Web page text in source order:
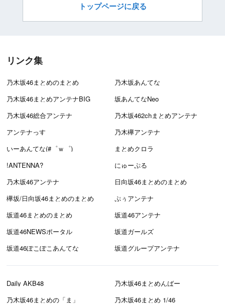
トップページに戻る
リンク集
乃木坂46まとめのまとめ
乃木坂あんてな
乃木坂46まとめアンテナBIG
坂あんてなNeo
乃木坂46総合アンテナ
乃木坂462chまとめアンテナ
アンテナっす
乃木欅アンテナ
いーあんてな(#゜ｗ゜)
まとめクロラ
!ANTENNA?
にゅーぷる
乃木坂46アンテナ
日向坂46まとめのまとめ
欅坂/日向坂46まとめのまとめ
ぷぅアンテナ
坂道46まとめのまとめ
坂道46アンテナ
坂道46NEWSポータル
坂道ガールズ
坂道46ぽこぽこあんてな
坂道グループアンテナ
Daily AKB48
乃木坂46まとめんばー
乃木坂46まとめの「ま」
乃木坂46まとめ 1/46